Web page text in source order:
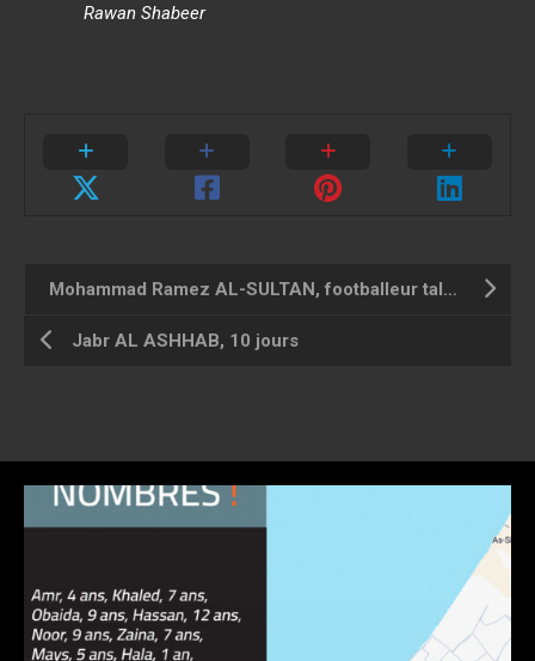
Rawan Shabeer
Mohammad Ramez AL-SULTAN, footballeur talentueux
Jabr AL ASHHAB, 10 jours